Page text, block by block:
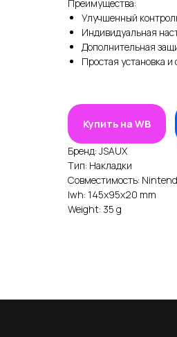
Преимущества:
Улучшенный
Индивидуальная
Дополнительная
Простая установка и
Купить на WB
Бренд: JSAUX
Тип: Накладки
Совместимость:
lwh: 145x95x20 mm
Weight: 35 g
Условия оплаты